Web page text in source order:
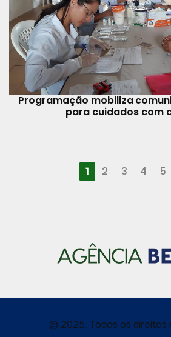
Programação mobiliza
para cuidados com
1 2 3 4 5
© 2025, Todos os direitos